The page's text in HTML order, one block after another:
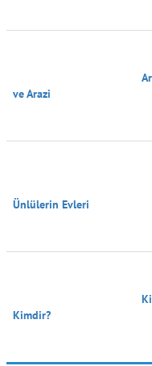
ve Arazi
Ünlülerin Evleri
Kimdir?